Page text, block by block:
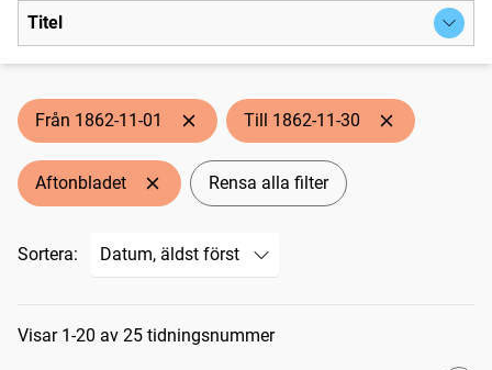
Titel
Från 1862-11-01 Till 1862-11-30
Aftonbladet Rensa alla filter
Sortera:
Sökresultat
Visar 1-20 av 25 tidningsnummer